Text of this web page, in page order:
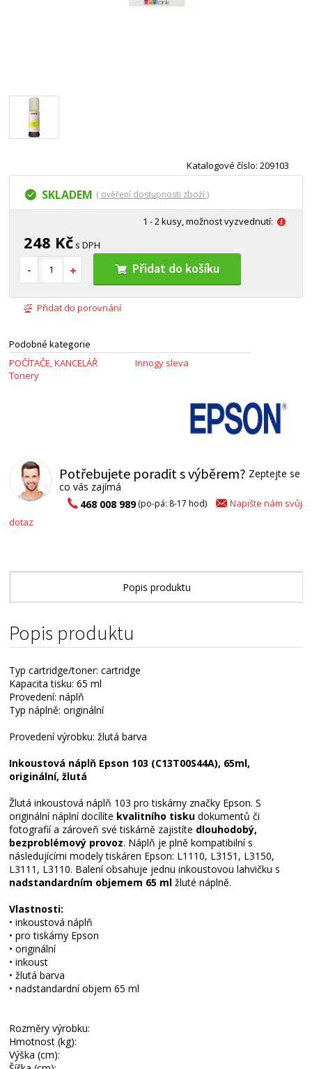
Katalogové číslo: 209103
SKLADEM ( ověření dostupnosti zboží )
1 - 2 kusy, možnost vyzvednutí:
248 Kč s DPH
Přidat do košíku
Přidat do porovnání
Podobné kategorie
POČÍTAČE, KANCELÁŘ
Tonery
Innogy sleva
Potřebujete poradit s výběrem? Zeptejte se
co vás zajímá
468 008 989(po-pá: 8-17 hod)
Napište nám svůj
dotaz
Popis produktu
Popis produktu
Typ cartridge/toner: cartridge
Kapacita tisku: 65 ml
Provedení: náplň
Typ náplně: originální
Provedení výrobku: žlutá barva
Inkoustová náplň Epson 103 (C13T00S44A), 65ml,
originální, žlutá
Žlutá inkoustová náplň 103 pro tiskárny značky Epson. S
originální náplní docílíte kvalitního tisku dokumentů či
fotografií a zároveň své tiskárně zajistíte dlouhodobý,
bezproblémový provoz. Náplň je plně kompatibilní s
následujícími modely tiskáren Epson: L1110, L3151, L3150,
L3111, L3110. Balení obsahuje jednu inkoustovou lahvičku s
nadstandardním objemem 65 ml žluté náplně.
Vlastnosti:
• inkoustová náplň
• pro tiskárny Epson
• originální
• inkoust
• žlutá barva
• nadstandardní objem 65 ml
Rozměry výrobku:
Hmotnost (kg):
Výška (cm):